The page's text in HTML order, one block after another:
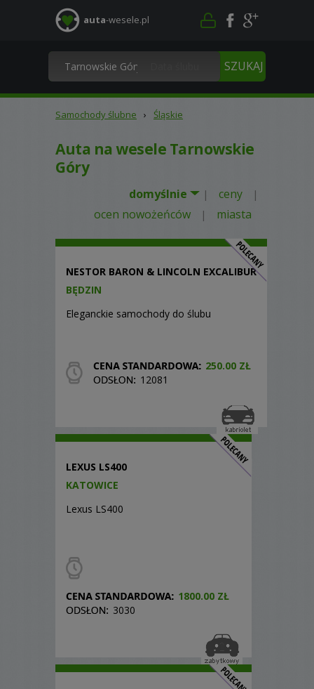
auta-wesele.pl
Samochody ślubne › Śląskie
Auta na wesele Tarnowskie
Góry
domyślnie | ceny |
ocen nowożeńców | miasta
NESTOR BARON & LINCOLN EXCALIBUR
BĘDZIN
Eleganckie samochody do ślubu
250.00 ZŁ
12081
LEXUS LS400
KATOWICE
Lexus LS400
1800.00 ZŁ
3030